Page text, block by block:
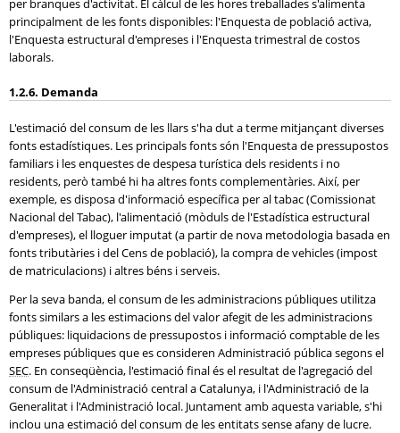
per branques d'activitat. El càlcul de les hores treballades s'alimenta
principalment de les fonts disponibles: l'Enquesta de població activa,
l'Enquesta estructural d'empreses i l'Enquesta trimestral de costos
laborals.
1.2.6. Demanda
L'estimació del consum de les llars s'ha dut a terme mitjançant diverses
fonts estadístiques. Les principals fonts són l'Enquesta de pressupostos
familiars i les enquestes de despesa turística dels residents i no
residents, però també hi ha altres fonts complementàries. Així, per
exemple, es disposa d'informació específica per al tabac (Comissionat
Nacional del Tabac), l'alimentació (mòduls de l'Estadística estructural
d'empreses), el lloguer imputat (a partir de nova metodologia basada en
fonts tributàries i del Cens de població), la compra de vehicles (impost
de matriculacions) i altres béns i serveis.
Per la seva banda, el consum de les administracions públiques utilitza
fonts similars a les estimacions del valor afegit de les administracions
públiques: liquidacions de pressupostos i informació comptable de les
empreses públiques que es consideren Administració pública segons el
SEC. En conseqüència, l'estimació final és el resultat de l'agregació del
consum de l'Administració central a Catalunya, i l'Administració de la
Generalitat i l'Administració local. Juntament amb aquesta variable, s'hi
inclou una estimació del consum de les entitats sense afany de lucre.